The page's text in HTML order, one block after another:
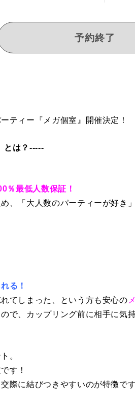
予約終了
ティー『メガ個室』開催決定！
とは？-----
％最低人数保証！
、「大人数のパーティーが好き
る！
てしまった、という方も安心の
で、カップリング前に相手に気
。
す！
際に結びつきやすいのが特徴です